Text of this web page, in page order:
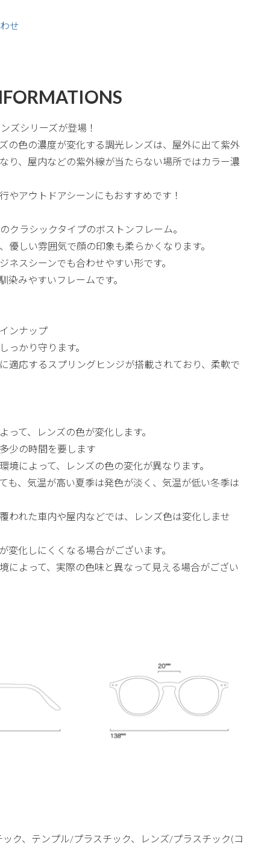
せ
ズシリーズが登場！
の色の濃度が変化する調光レンズは、屋外に出て紫外
り、屋内などの紫外線が当たらない場所ではカラー濃
やアウトドアシーンにもおすすめです！
クラシックタイプのボストンフレーム。
優しい雰囲気で顔の印象も柔らかくなります。
ネスシーンでも合わせやすい形です。
染みやすいフレームです。
ンナップ
っかり守ります。
適応するスプリングヒンジが搭載されており、柔軟で
って、レンズの色が変化します。
少の時間を要します
境によって、レンズの色の変化が異なります。
も、気温が高い夏季は発色が淡く、気温が低い冬季は
われた車内や屋内などでは、レンズ色は変化しませ
変化しにくくなる場合がございます。
によって、実際の色味と異なって見える場合がござい
ク、テンプル/プラスチック、レンズ/プラスチック(コ